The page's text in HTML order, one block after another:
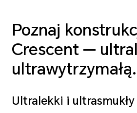
Poznaj
Crescent —
ultrawytrzymałą.
Ultralekki i ultrasmukły